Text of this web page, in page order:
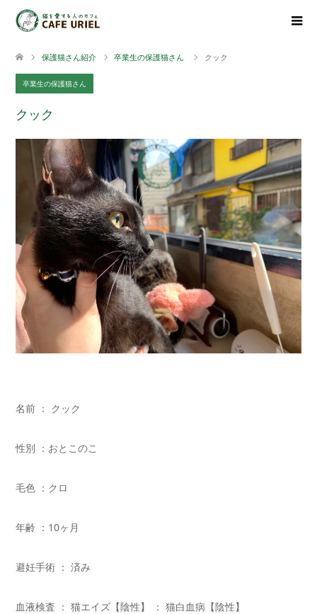
保護猫さん紹介 卒業生の保護猫さん クック
卒業生の保護猫さん
クック
名前 ： クック
性別 ：おとこのこ
毛色 ：クロ
年齢 ：10ヶ月
避妊手術 ： 済み
血液検査 ： 猫エイズ【陰性】 ： 猫白血病【陰性】